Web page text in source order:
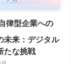
律型企業への
未来：デジタル
たな挑戦